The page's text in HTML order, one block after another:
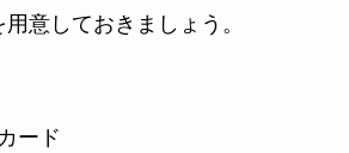
意しておきましょう。
ード